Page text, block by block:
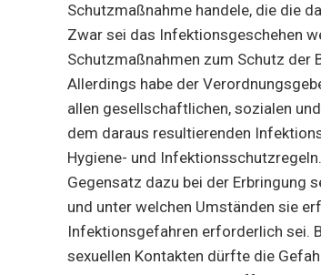
Schutzmaßnahme handele, die die
Zwar sei das Infektionsgeschehen
Schutzmaßnahmen zum Schutz
Allerdings habe der
allen gesellschaftlichen, sozialen
dem daraus resultierenden
Hygiene- und
Gegensatz dazu bei der Erbringung
und unter welchen Umständen sie
Infektionsgefahren erforderlich sei.
sexuellen Kontakten dürfte die